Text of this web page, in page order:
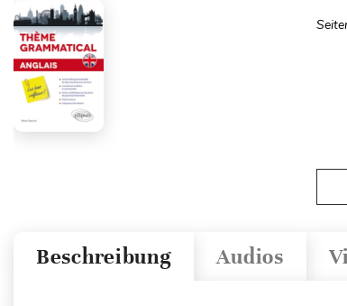
Audios
Beschreibung